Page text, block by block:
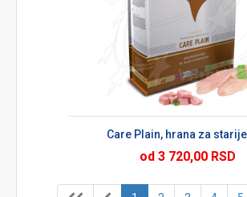
Care Plain, hrana za
od 3 720,00 RSD